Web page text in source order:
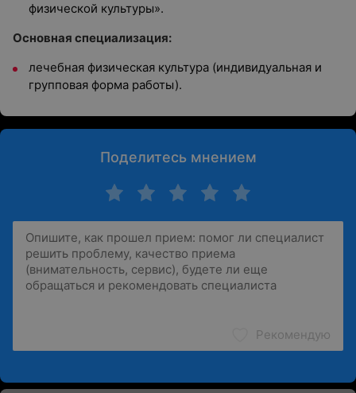
физической культуры».
Основная специализация:
лечебная физическая культура (индивидуальная и
групповая форма работы).
Поделитесь мнением
Рекомендую